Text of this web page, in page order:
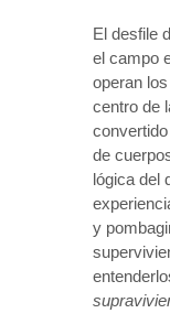
El desfile
el campo
operan
centro de
de
lógica del
y